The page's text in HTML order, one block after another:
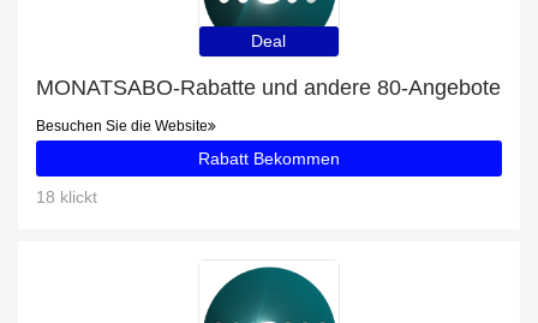
Deal
MONATSABO-Rabatte und andere 80-Angebote
Besuchen Sie die Website
Rabatt Bekommen
18 klickt